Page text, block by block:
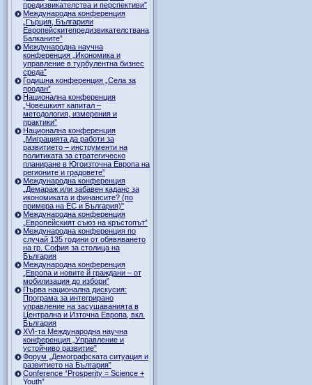
предизвикателства и перспективи”
Международна конференция
„Гърция, Българияи
Европейскитепредизвикателствана
Балканите”
Международна научна
конференция „Икономика и
управление в турбулентна бизнес
среда”
Годишна конференция „Селa за
продан”
Национална конференция
„Човешкият капитал –
методология, измерения и
практики”
Национална конференция
„Миграцията да работи за
развитието – инструменти на
политиката за стратегическо
планиране в Югоизточна Европа на
регионите и градовете”
Международна конференция
„Демараж или забавен каданс за
икономиката и финансите? (по
примера на ЕС и България)"
Международна конференция
„Европейският съюз на кръстопът”
Международна конференция по
случай 135 години от обявяването
на гр. София за столица на
България
Международна конференция
„Европа и новите й граждани – от
мобилизация до избори”
Първа национална дискусия:
Програма за интегрирано
управление на засушаванията в
Централна и Източна Европа, вкл.
България
ХVI-та Международна научна
конференция „Управление и
устойчиво развитие”
Форум „Демографската ситуация и
развитието на България”
Conference “Prosperity = Science +
Youth”